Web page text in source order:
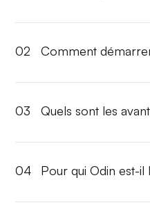
02 Comment
03 Quels sont les
04 Pour qui Odin est-